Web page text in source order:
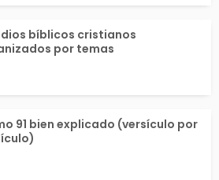
bíblicos cristianos
por temas
91 bien explicado (versículo por